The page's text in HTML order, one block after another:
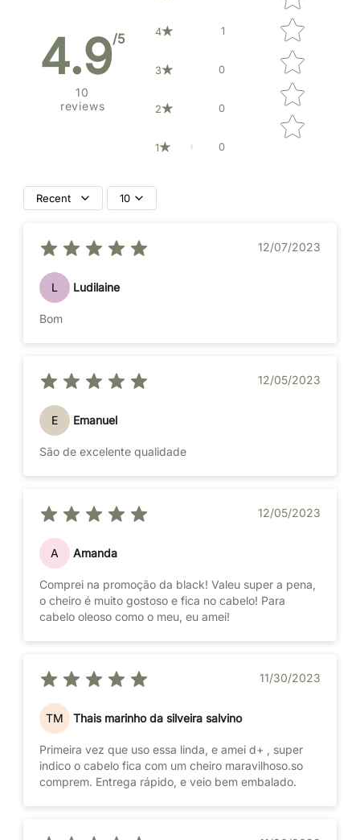
4.9/5
10
reviews
4 1
3 0
2 0
1 0
Recent 10
12/07/2023
L Ludilaine
Bom
12/05/2023
E Emanuel
São de excelente qualidade
12/05/2023
A Amanda
Comprei na promoção da black! Valeu super a pena,
o cheiro é muito gostoso e fica no cabelo! Para
cabelo oleoso como o meu, eu amei!
11/30/2023
TM Thais marinho da silveira salvino
Primeira vez que uso essa linda, e amei d+ , super
indico o cabelo fica com um cheiro maravilhoso.so
comprem. Entrega rápido, e veio bem embalado.